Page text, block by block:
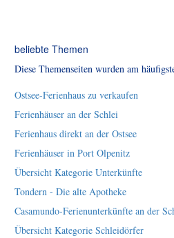
beliebte Themen
Diese Themenseiten wurden am
Ostsee-Ferienhaus zu verkaufen
Ferienhäuser an der Schlei
Ferienhaus direkt an der Ostsee
Ferienhäuser in Port Olpenitz
Übersicht Kategorie Unterkünfte
Tondern - Die alte Apotheke
Casamundo-Ferienunterkünfte an der
Übersicht Kategorie Schleidörfer